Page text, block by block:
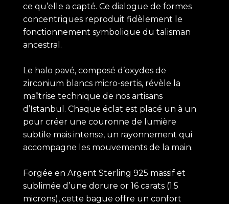
ce qu’elle a capté. Ce dialogue de formes
concentriques reproduit fidèlement le
fonctionnement symbolique du talisman
ancestral.
Le halo pavé, composé d’oxydes de
zirconium blancs micro-sertis, révèle la
maîtrise technique de nos artisans
d’Istanbul. Chaque éclat est placé un à un
pour créer une couronne de lumière
subtile mais intense, un rayonnement qui
accompagne les mouvements de la main.
Forgée en Argent Sterling 925 massif et
sublimée d’une dorure or 16 carats (1.5
microns), cette bague offre un confort